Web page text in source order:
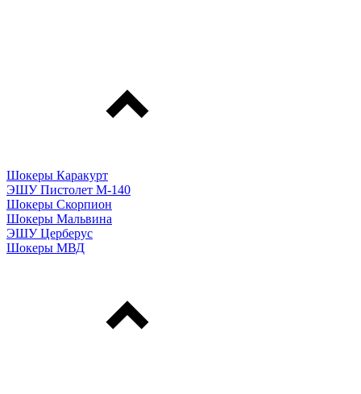
Шокеры Каракурт
ЭШУ Пистолет М-140
Шокеры Скорпион
Шокеры Мальвина
ЭШУ Церберус
Шокеры МВД